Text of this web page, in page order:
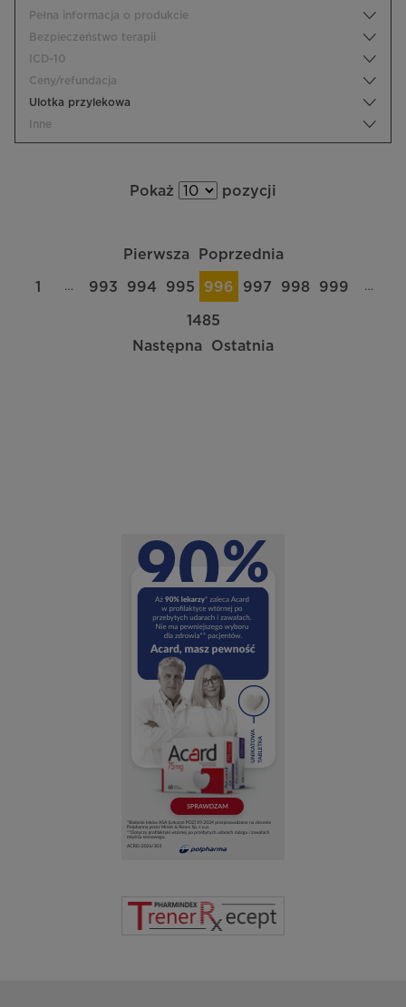
Pełna informacja o produkcie
Bezpieczeństwo terapii
ICD-10
Ceny/refundacja
Ulotka przylekowa
Inne
Pokaż pozycji
Pierwsza Poprzednia
1 … 993 994 995 996 997 998 999 …
1485
Następna
Ostatnia